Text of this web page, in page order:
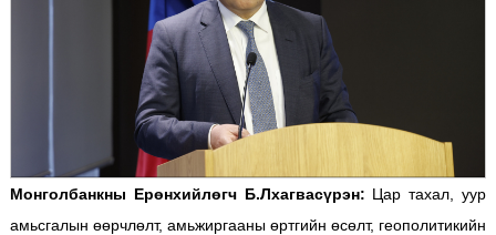
Монголбанкны Ерөнхийлөгч Б.Лхагвасүрэн: Цар тахал, уур
амьсгалын өөрчлөлт, амьжиргааны өртгийн өсөлт, геополитикийн